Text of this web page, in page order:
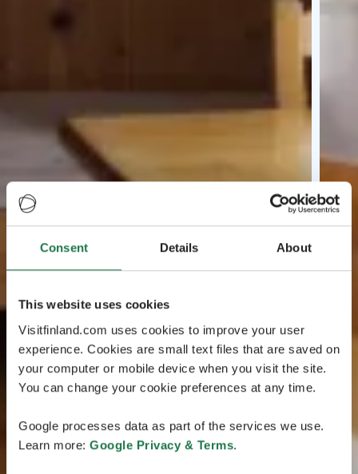
Consent Details About
This website uses cookies
Visitfinland.com uses cookies to improve your user
experience. Cookies are small text files that are saved on
your computer or mobile device when you visit the site.
You can change your cookie preferences at any time.
Google processes data as part of the services we use.
Learn more: Google Privacy & Terms.